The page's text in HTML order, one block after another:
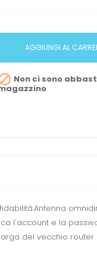
AGGIUNGI AL
Non ci sono
l'account e la
del vecchio router